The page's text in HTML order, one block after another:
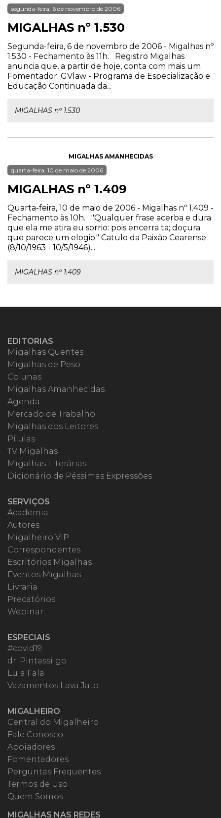
segunda-feira, 6 de novembro de 2006
MIGALHAS nº 1.530
Segunda-feira, 6 de novembro de 2006 - Migalhas nº
1.530 - Fechamento às 11h. Registro Migalhas
anuncia que, a partir de hoje, conta com mais um
Fomentador: GVlaw - Programa de Especialização e
Educação Continuada da...
MIGALHAS nº 1.530
MIGALHAS AMANHECIDAS
quarta-feira, 10 de maio de 2006
MIGALHAS nº 1.409
Quarta-feira, 10 de maio de 2006 - Migalhas nº 1.409 -
Fechamento às 10h. "Qualquer frase acerba e dura
que ela me atira eu sorrio: pois encerra ta; doçura
que parece um elogio." Catulo da Paixão Cearense
(8/10/1963 - 10/5/1946)...
MIGALHAS nº 1.409
EDITORIAS
Migalhas Quentes
Migalhas de Peso
Colunas
Migalhas Amanhecidas
Agenda
Mercado de Trabalho
Migalhas dos Leitores
Pílulas
TV Migalhas
Migalhas Literárias
Dicionário de Péssimas Expressões
SERVIÇOS
Academia
Autores
Migalheiro VIP
Correspondentes
Escritórios Migalhas
Eventos Migalhas
Livraria
Precatórios
Webinar
ESPECIAIS
#covid19
dr. Pintassilgo
Lula Fala
Vazamentos Lava Jato
MIGALHEIRO
Central do Migalheiro
Fale Conosco
Apoiadores
Fomentadores
Perguntas Frequentes
Termos de Uso
Quem Somos
MIGALHAS NAS REDES